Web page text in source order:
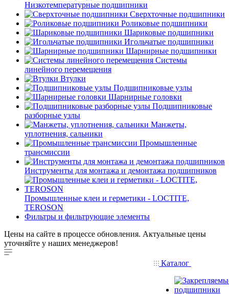
Низкотемпературные подшипники
Сверхточные подшипники
Роликовые подшипники
Шариковые подшипники
Игольчатые подшипники
Шарнирные подшипники
Системы
линейного перемещения
Втулки
Подшипниковые узлы
Шарнирные головки
Подшипниковые
разборные узлы
Манжеты,
уплотнения, сальники
Промышленные
трансмиссии
Инструменты для монтажа и демонтажа подшипников
Промышленные клеи и герметики - LOCTITE,
TEROSON
Фильтры и фильтрующие элементы
Цены на сайте в процессе обновления. Актуальные цены
уточняйте у наших менеджеров!
Каталог